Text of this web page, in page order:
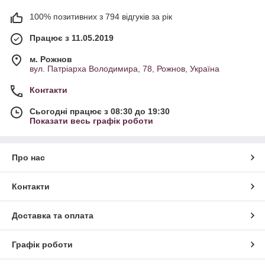
100% позитивних з 794 відгуків за рік
Працює з 11.05.2019
м. Рожнов
вул. Патріарха Володимира, 78, Рожнов, Україна
Контакти
Сьогодні працює з 08:30 до 19:30
Показати весь графік роботи
Про нас
Контакти
Доставка та оплата
Графік роботи